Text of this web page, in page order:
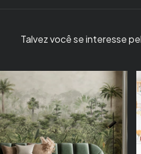
Talvez você se interesse